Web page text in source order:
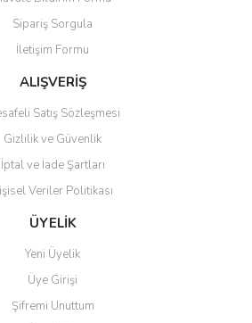
bulunuyor.
daha pahalı.
alternatifler olmalı.
Gönder
Sipariş Sorgula
İletişim Formu
ALIŞVERİŞ
Satış Sözleşmesi
Gizlilik ve Güvenlik
İptal ve İade Şartları
Veriler Politikası
ÜYELİK
Yeni Üyelik
Üye Girişi
Şifremi Unuttum